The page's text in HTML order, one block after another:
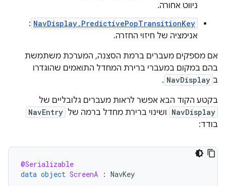
ניווט אחורה.
NavDisplay.PredictivePopTransitionKey
:
אנימציה של חיזוי החזרה.
אם מספקים מעברים ברמת הסצנה, המערכת משתמשת
בהם במקום במעברי ברירת המחדל התואמים שהוגדרו
ב NavDisplay
.
בקטע הקוד הבא אפשר לראות מעברים גלובליים של
NavDisplay ושינוי ברירת מחדל ברמה של NavEntry
בודד:
@Serializable
data object ScreenA : NavKey